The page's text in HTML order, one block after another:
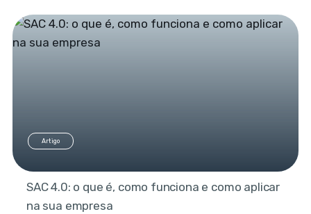
Artigo
SAC 4.0: o que é, como funciona e como aplicar
na sua empresa